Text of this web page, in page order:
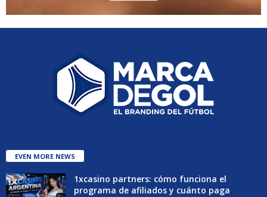
EVEN MORE NEWS
1xcasino partners: cómo funciona el
programa de afiliados y cuánto paga